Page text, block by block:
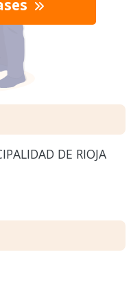
DE RIOJA